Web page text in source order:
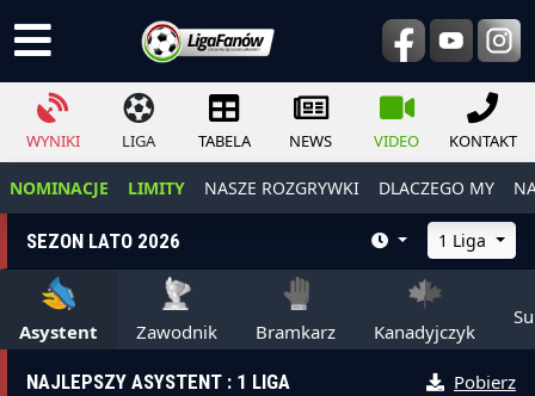
WYNIKI LIGA TABELA NEWS VIDEO KONTAKT
NOMINACJE LIMITY NASZE ROZGRYWKI DLACZEGO MY
SEZON LATO 2026 1 Liga
Asystent Zawodnik Bramkarz Kanadyjczyk
NAJLEPSZY ASYSTENT : 1 LIGA Pobierz